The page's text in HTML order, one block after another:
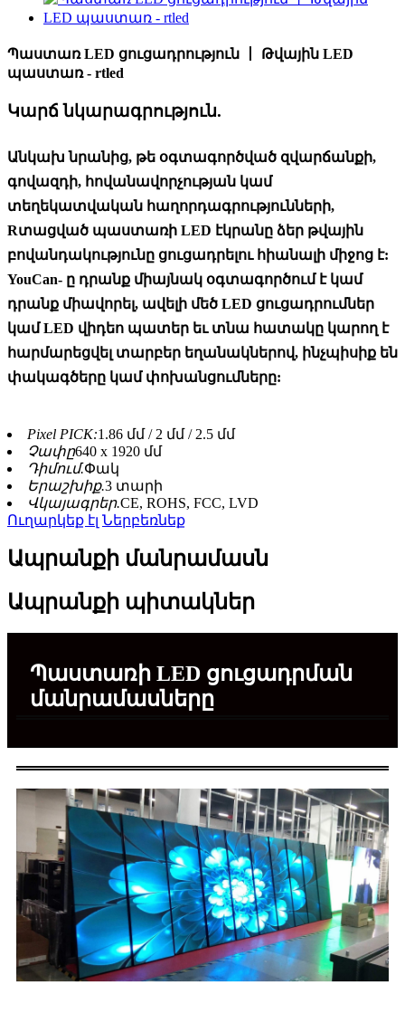
Պաստառ LED ցուցադրություն 丨 Թվային LED
պաստառ - rtled
Կարճ նկարագրություն.
Անկախ նրանից, թե օգտագործված զվարճանքի,
գովազդի, հովանավորչության կամ
տեղեկատվական հաղորդագրությունների,
Rտացված պաստառի LED էկրանը ձեր թվային
բովանդակությունը ցուցադրելու հիանալի միջոց է:
YouCan- ը դրանք միայնակ օգտագործում է կամ
դրանք միավորել, ավելի մեծ LED ցուցադրումներ
կամ LED վիդեո պատեր եւ տնա հատակը կարող է
հարմարեցվել տարբեր եղանակներով, ինչպիսիք են
փակագծերը կամ փոխանցումները:
Pixel PICK:1.86 մմ / 2 մմ / 2.5 մմ
Չափը640 x 1920 մմ
Դիմում.Փակ
Երաշխիք.3 տարի
Վկայագրեր.CE, ROHS, FCC, LVD
Ուղարկեք էլ Ներբեռնեք
Ապրանքի մանրամասն
Ապրանքի պիտակներ
Պաստառի LED ցուցադրման
մանրամասները